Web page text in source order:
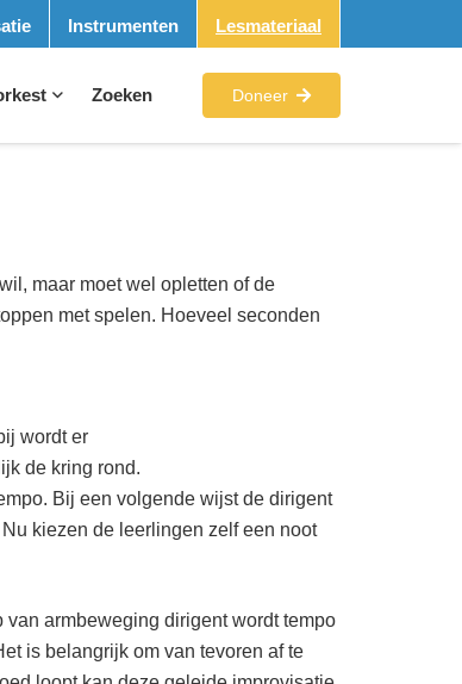
Instrumenten Lesmateriaal
Zoeken Doneer
maar moet wel opletten of de
met spelen. Hoeveel seconden
wordt er
de kring rond.
Bij een volgende wijst de dirigent
kiezen de leerlingen zelf een noot
armbeweging dirigent wordt tempo
is belangrijk om van tevoren af te